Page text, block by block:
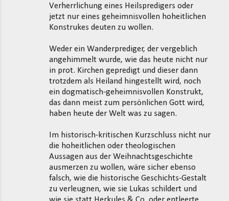
Verherrlichung eines Heilspredigers oder
jetzt nur eines geheimnisvollen hoheitlichen
Konstrukes deuten zu wollen.
Weder ein Wanderprediger, der vergeblich
angehimmelt wurde, wie das heute nicht nur
in prot. Kirchen gepredigt und dieser dann
trotzdem als Heiland hingestellt wird, noch
ein dogmatisch-geheimnisvollen Konstrukt,
das dann meist zum persönlichen Gott wird,
haben heute der Welt was zu sagen.
Im historisch-kritischen Kurzschluss nicht nur
die hoheitlichen oder theologischen
Aussagen aus der Weihnachtsgeschichte
ausmerzen zu wollen, wäre sicher ebenso
falsch, wie die historische Geschichts-Gestalt
zu verleugnen, wie sie Lukas schildert und